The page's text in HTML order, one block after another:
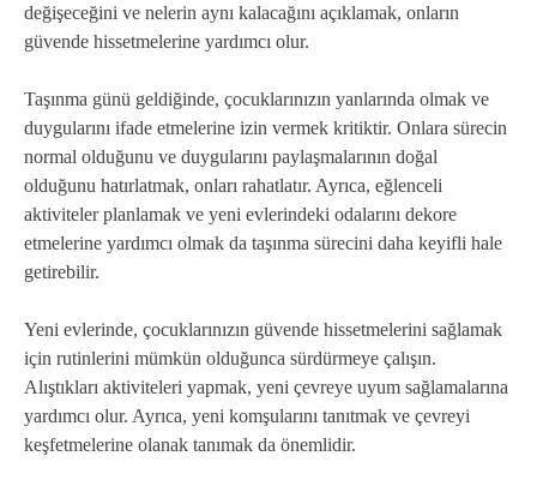
değişeceğini ve nelerin aynı kalacağını açıklamak, onların
güvende hissetmelerine yardımcı olur.
Taşınma günü geldiğinde, çocuklarınızın yanlarında olmak ve
duygularını ifade etmelerine izin vermek kritiktir. Onlara sürecin
normal olduğunu ve duygularını paylaşmalarının doğal
olduğunu hatırlatmak, onları rahatlatır. Ayrıca, eğlenceli
aktiviteler planlamak ve yeni evlerindeki odalarını dekore
etmelerine yardımcı olmak da taşınma sürecini daha keyifli hale
getirebilir.
Yeni evlerinde, çocuklarınızın güvende hissetmelerini sağlamak
için rutinlerini mümkün olduğunca sürdürmeye çalışın.
Alıştıkları aktiviteleri yapmak, yeni çevreye uyum sağlamalarına
yardımcı olur. Ayrıca, yeni komşularını tanıtmak ve çevreyi
keşfetmelerine olanak tanımak da önemlidir.